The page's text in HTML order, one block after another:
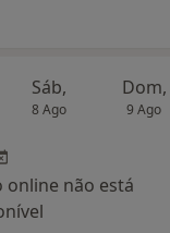
Sáb,
8 Ago
Dom,
9 Ago
online não está